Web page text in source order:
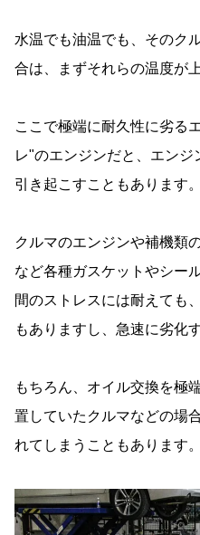
水温でも油温でも、そのク
合は、まずそれらの温度が
ここで極端に耐久性に劣る
レ"のエンジンだと、エン
引き起こすこともあります。
クルマのエンジンや補機類
など各種ガスケットやシー
間のストレスには耐えても
もありますし、急速に劣化
もちろん、オイル交換を極
置していたクルマなどの場
れてしまうこともあります。